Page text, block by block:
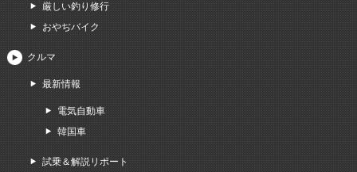
厳しい釣り修行
おやぢバイク
クルマ
最新情報
電気自動車
韓国車
試乗＆解説リポート